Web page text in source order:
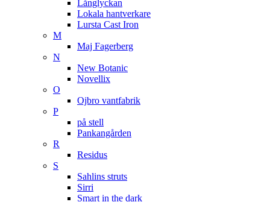
Långlyckan
Lokala hantverkare
Lursta Cast Iron
M
Maj Fagerberg
N
New Botanic
Novellix
O
Ojbro vantfabrik
P
på stell
Pankangården
R
Residus
S
Sahlins struts
Sirri
Smart in the dark